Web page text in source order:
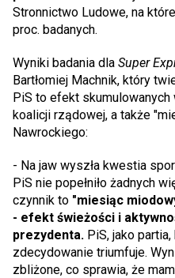
Stronnictwo Ludowe, na
proc. badanych.
Wyniki badania dla Super
Bartłomiej Machnik, który
PiS to efekt skumulowanych
koalicji rządowej, a także
Nawrockiego:
- Na jaw wyszła kwestia
PiS nie popełniło żadnych
czynnik to "miesiąc
- efekt świeżości i
prezydenta. PiS, jako partia,
zdecydowanie triumfuje.
zbliżone, co sprawia, że